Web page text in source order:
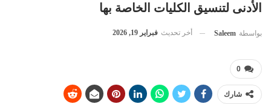
الأدنى لتنسيق الكليات الخاصة بها
بواسطة Saleem أخر تحديث فبراير 19, 2026
0
شارك